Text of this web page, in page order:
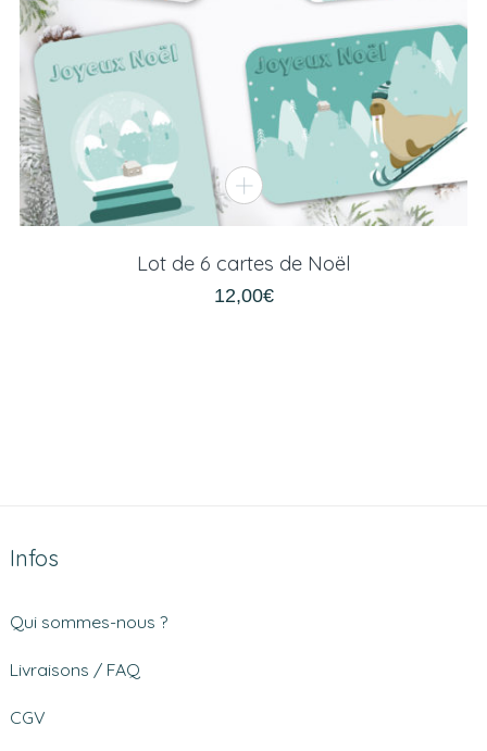
Lot de 6 cartes de Noël
12,00€
Infos
Qui sommes-nous ?
Livraisons / FAQ
CGV